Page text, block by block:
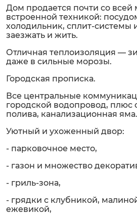
Дом продается почти со всей
встроенной техникой:
холодильник, сплит-системы
заезжать и жить.
Отличная теплоизоляция —
даже в сильные морозы.
Городская прописка.
Все центральные
городской водопровод, плюс
полива, канализационная яма.
Уютный и ухоженный двор:
- парковочное место,
- газон и множество
- гриль-зона,
- грядки с клубникой,
ежевикой,